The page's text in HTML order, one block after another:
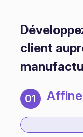
client
01